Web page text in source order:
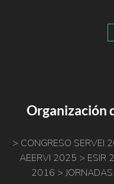
Organización
> CONGRESO
AEERVI 2025 > ESIR
2016 >